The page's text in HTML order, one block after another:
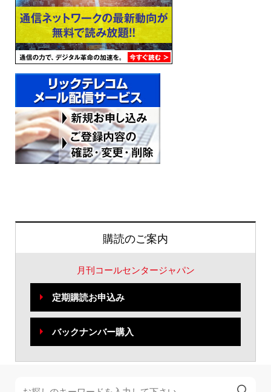
購読のご案内
月刊コールセンタージャパン
定期購読お申込み
バックナンバー購入